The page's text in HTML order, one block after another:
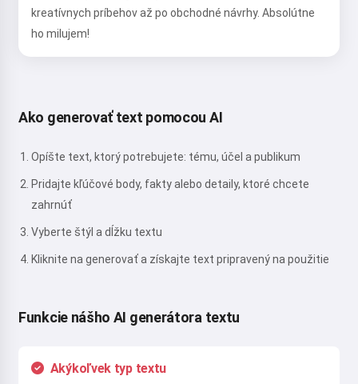
kreatívnych príbehov až po obchodné návrhy. Absolútne
ho milujem!
Ako generovať text pomocou AI
Opíšte text, ktorý potrebujete: tému, účel a publikum
Pridajte kľúčové body, fakty alebo detaily, ktoré chcete
zahrnúť
Vyberte štýl a dĺžku textu
Kliknite na generovať a získajte text pripravený na použitie
Funkcie nášho AI generátora textu
Akýkoľvek typ textu